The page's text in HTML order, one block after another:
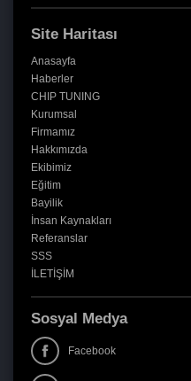
Site Haritası
Anasayfa
Haberler
CHIP TUNING
Kurumsal
Firmamız
Hakkımızda
Ekibimiz
Eğitim
Bayilik
İnsan Kaynakları
Referanslar
SSS
İLETİŞİM
Sosyal Medya
Facebook